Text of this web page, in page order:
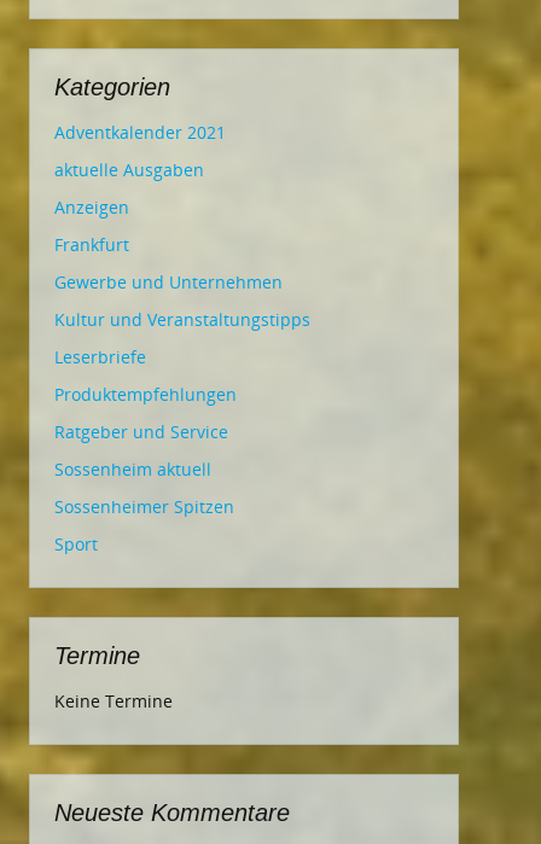
Kategorien
Adventkalender 2021
aktuelle Ausgaben
Anzeigen
Frankfurt
Gewerbe und Unternehmen
Kultur und Veranstaltungstipps
Leserbriefe
Produktempfehlungen
Ratgeber und Service
Sossenheim aktuell
Sossenheimer Spitzen
Sport
Termine
Keine Termine
Neueste Kommentare